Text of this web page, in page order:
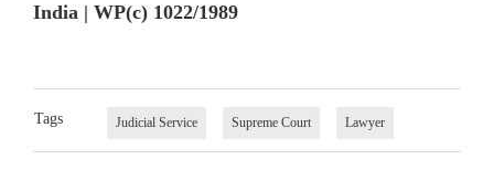
India | WP(c) 1022/1989
Tags Judicial Service Supreme Court Lawyer